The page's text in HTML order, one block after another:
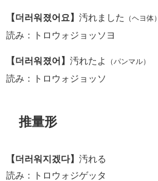
【더러워졌어요】 汚れました （ヘヨ体）
読み：トロウォジョッソヨ
【더러워졌어】 汚れたよ （パンマル）
読み：トロウォジョッソ
推量形
【더러워지겠다】 汚れる
読み：トロウォジゲッタ